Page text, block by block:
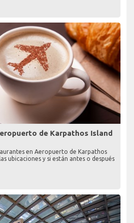
de Karpathos Island
en Aeropuerto de Karpathos
ubicaciones y si están antes o después